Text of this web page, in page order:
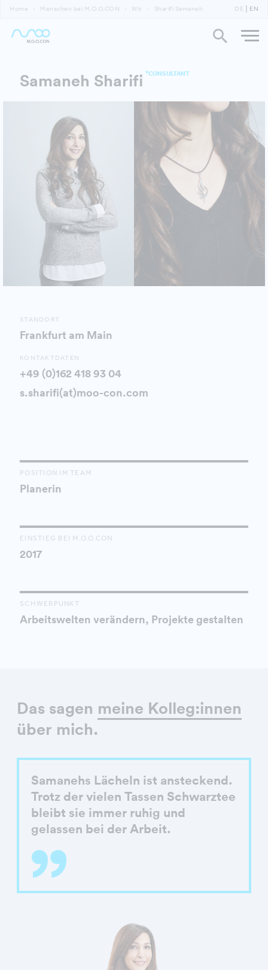
Home Menschen bei M.O.O.CON Wir Sharifi Samaneh DE EN
Samaneh Sharifi *CONSULTANT
STANDORT
Frankfurt am Main
KONTAKTDATEN
+49 (0)162 418 93 04
s.sharifi(at)moo-con.com
POSITION IM TEAM
Planerin
EINSTIEG BEI M.O.O.CON
2017
SCHWERPUNKT
Arbeitswelten verändern, Projekte gestalten
Das sagen meine Kolleg:innen
über mich.
Samanehs Lächeln ist ansteckend.
Trotz der vielen Tassen Schwarztee
bleibt sie immer ruhig und
gelassen bei der Arbeit.